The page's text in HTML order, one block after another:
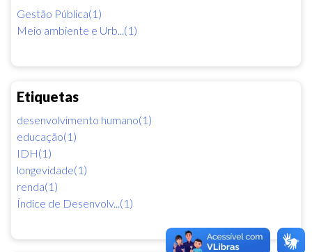
Gestão Pública(1)
Meio ambiente e Urb...(1)
Etiquetas
desenvolvimento humano(1)
educação(1)
IDH(1)
longevidade(1)
renda(1)
Índice de Desenvolv...(1)